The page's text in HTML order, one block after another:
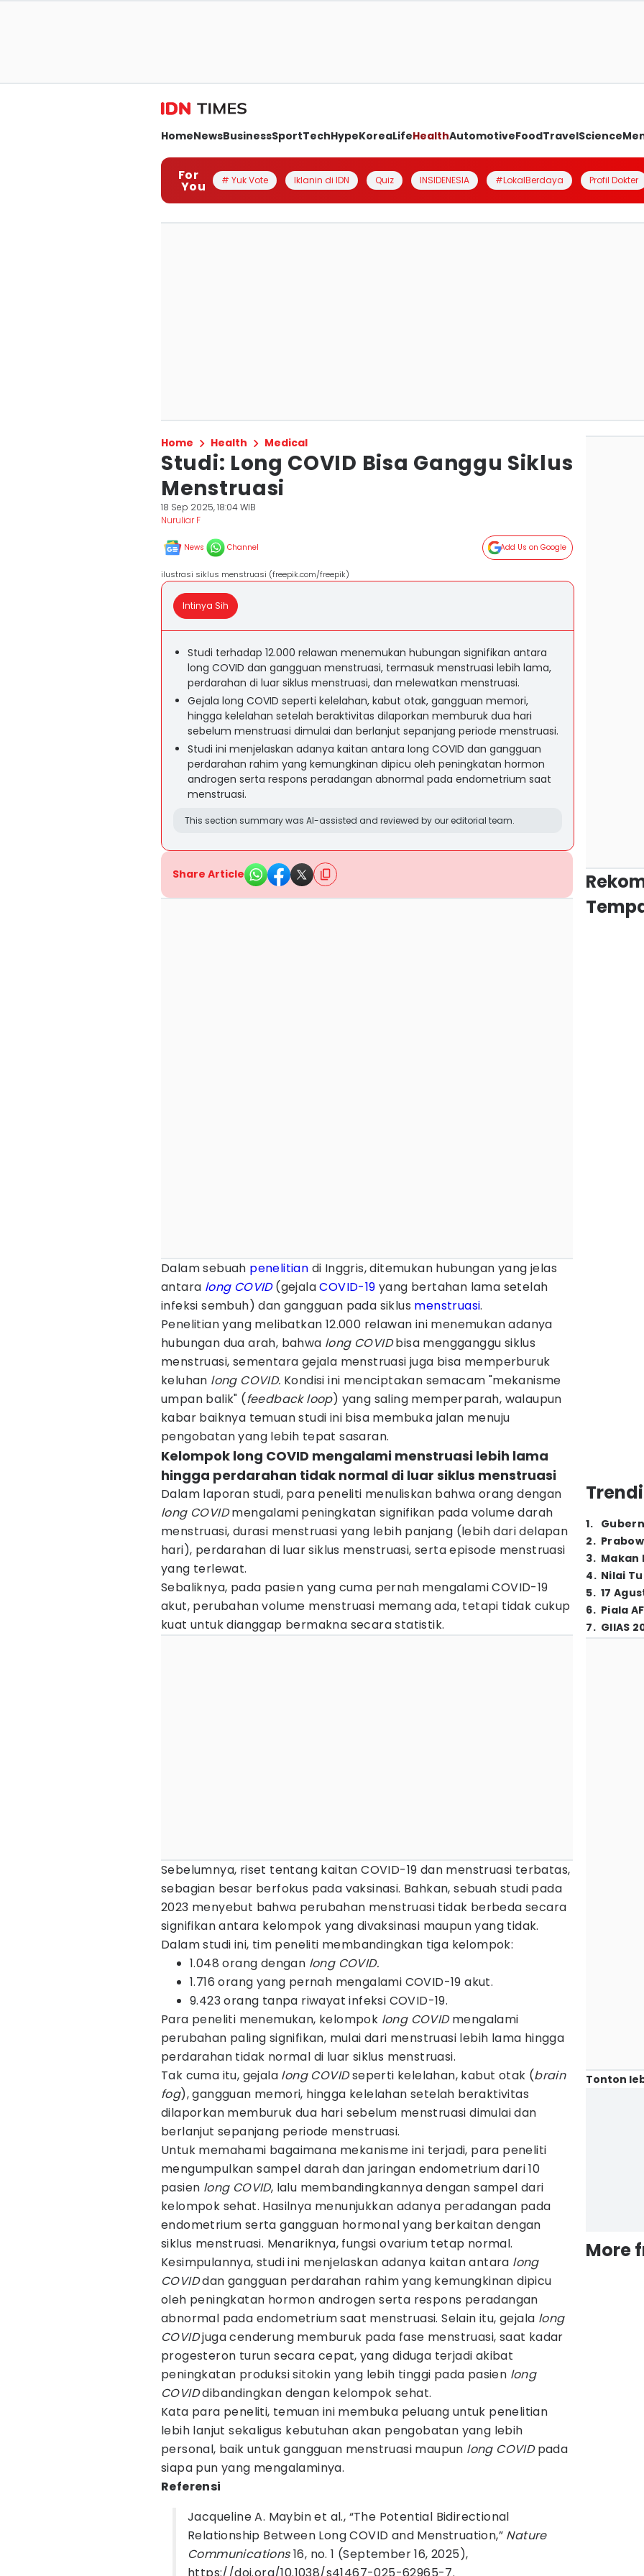
HomeNewsBusinessSportTechHypeKoreaLifeHealthAutomotiveFoodTravelScience
For
You # Yuk Vote Iklanin di IDN Quiz INSIDENESIA #LokalBerdaya Profil Dokter
Home Health Medical
Studi: Long COVID Bisa Ganggu Siklus
Menstruasi
18 Sep 2025, 18:04 WIB
Nuruliar F
News Channel Add Us on Google
ilustrasi siklus menstruasi (freepik.com/freepik)
Intinya Sih
Studi terhadap 12.000 relawan menemukan hubungan signifikan antara
long COVID dan gangguan menstruasi, termasuk menstruasi lebih lama,
perdarahan di luar siklus menstruasi, dan melewatkan menstruasi.
Gejala long COVID seperti kelelahan, kabut otak, gangguan memori,
hingga kelelahan setelah beraktivitas dilaporkan memburuk dua hari
sebelum menstruasi dimulai dan berlanjut sepanjang periode menstruasi.
Studi ini menjelaskan adanya kaitan antara long COVID dan gangguan
perdarahan rahim yang kemungkinan dipicu oleh peningkatan hormon
androgen serta respons peradangan abnormal pada endometrium saat
menstruasi.
This section summary was AI-assisted and reviewed by our editorial team.
Share Article
Dalam sebuah penelitian di Inggris, ditemukan hubungan yang jelas
antara long COVID(gejalaCOVID-19 yang bertahan lama setelah
infeksi sembuh) dan gangguan pada siklus menstruasi.
Penelitian yang melibatkan 12.000 relawan ini menemukan adanya
hubungan dua arah, bahwa long COVIDbisa mengganggu siklus
menstruasi, sementara gejala menstruasi juga bisa memperburuk
keluhan long COVID. Kondisi ini menciptakan semacam "mekanisme
umpan balik" (feedback loop) yang saling memperparah, walaupun
kabar baiknya temuan studi ini bisa membuka jalan menuju
pengobatan yang lebih tepat sasaran.
Kelompok long COVID mengalami menstruasi lebih lama
hingga perdarahan tidak normal di luar siklus menstruasi
Dalam laporan studi, para peneliti menuliskan bahwa orang dengan
long COVIDmengalami peningkatan signifikan pada volume darah
menstruasi, durasi menstruasi yang lebih panjang (lebih dari delapan
hari), perdarahan di luar siklus menstruasi, serta episode menstruasi
yang terlewat.
Sebaliknya, pada pasien yang cuma pernah mengalami COVID-19
akut, perubahan volume menstruasi memang ada, tetapi tidak cukup
kuat untuk dianggap bermakna secara statistik.
Sebelumnya, riset tentang kaitan COVID-19 dan menstruasi terbatas,
sebagian besar berfokus pada vaksinasi. Bahkan, sebuah studi pada
2023 menyebut bahwa perubahan menstruasi tidak berbeda secara
signifikan antara kelompok yang divaksinasi maupun yang tidak.
Dalam studi ini, tim peneliti membandingkan tiga kelompok:
1.048 orang dengan long COVID.
1.716 orang yang pernah mengalami COVID-19 akut.
9.423 orang tanpa riwayat infeksi COVID-19.
Para peneliti menemukan, kelompok long COVIDmengalami
perubahan paling signifikan, mulai dari menstruasi lebih lama hingga
perdarahan tidak normal di luar siklus menstruasi.
Tak cuma itu, gejala long COVIDseperti kelelahan, kabut otak (brain
fog), gangguan memori, hingga kelelahan setelah beraktivitas
dilaporkan memburuk dua hari sebelum menstruasi dimulai dan
berlanjut sepanjang periode menstruasi.
Untuk memahami bagaimana mekanisme ini terjadi, para peneliti
mengumpulkan sampel darah dan jaringan endometrium dari 10
pasien long COVID, lalu membandingkannya dengan sampel dari
kelompok sehat. Hasilnya menunjukkan adanya peradangan pada
endometrium serta gangguan hormonal yang berkaitan dengan
siklus menstruasi. Menariknya, fungsi ovarium tetap normal.
Kesimpulannya, studi ini menjelaskan adanya kaitan antara long
COVIDdan gangguan perdarahan rahim yang kemungkinan dipicu
oleh peningkatan hormon androgen serta respons peradangan
abnormal pada endometrium saat menstruasi. Selain itu, gejala long
COVIDjuga cenderung memburuk pada fase menstruasi, saat kadar
progesteron turun secara cepat, yang diduga terjadi akibat
peningkatan produksi sitokin yang lebih tinggi pada pasien long
COVIDdibandingkan dengan kelompok sehat.
Kata para peneliti, temuan ini membuka peluang untuk penelitian
lebih lanjut sekaligus kebutuhan akan pengobatan yang lebih
personal, baik untuk gangguan menstruasi maupun long COVIDpada
siapa pun yang mengalaminya.
Referensi
Jacqueline A. Maybin et al., “The Potential Bidirectional
Relationship Between Long COVID and Menstruation,” Nature
Communications16, no. 1 (September 16, 2025),
1.
2.
3. Makan
4. Nilai
5. 17
6. Piala
7. GIIAS
Tonton
More